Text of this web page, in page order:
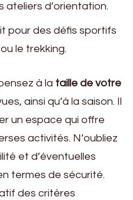
ateliers d’orientation.
pour des défis sportifs
le trekking.
à la taille de votre
ainsi qu’à la saison. Il
un espace qui offre
activités. N’oubliez
et d’éventuelles
termes de sécurité.
des critères